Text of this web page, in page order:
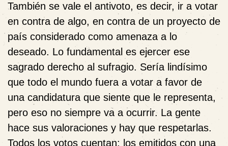
También se vale el antivoto, es decir, ir a votar
en contra de algo, en contra de un proyecto de
país considerado como amenaza a lo
deseado. Lo fundamental es ejercer ese
sagrado derecho al sufragio. Sería lindísimo
que todo el mundo fuera a votar a favor de
una candidatura que siente que le representa,
pero eso no siempre va a ocurrir. La gente
hace sus valoraciones y hay que respetarlas.
Todos los votos cuentan: los emitidos con una